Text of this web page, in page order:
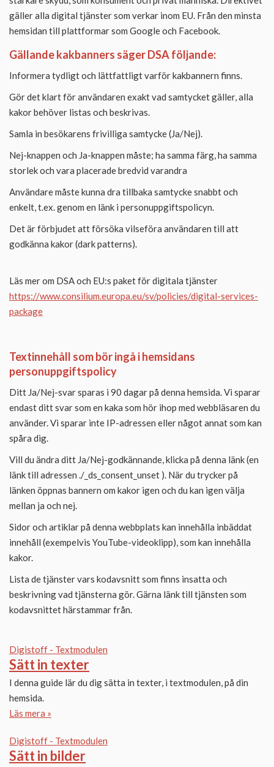
gäller alla digital tjänster som verkar inom EU. Från den minsta
hemsidan till plattformar som Google och Facebook.
Gällande kakbanners säger DSA följande:
Informera tydligt och lättfattligt varför kakbannern finns.
Gör det klart för användaren exakt vad samtycket gäller, alla
kakor behöver listas och beskrivas.
Samla in besökarens frivilliga samtycke (Ja/Nej).
Nej-knappen och Ja-knappen måste; ha samma färg, ha samma
storlek och vara placerade bredvid varandra
Användare måste kunna dra tillbaka samtycke snabbt och
enkelt, t.ex. genom en länk i personuppgiftspolicyn.
Det är förbjudet att försöka vilseföra användaren till att
godkänna kakor (dark patterns).
Läs mer om DSA och EU:s paket för digitala tjänster
https://www.consilium.europa.eu/sv/policies/digital-services-
package
Textinnehåll som bör ingå i hemsidans
personuppgiftspolicy
Ditt Ja/Nej-svar sparas i 90 dagar på denna hemsida. Vi sparar
endast ditt svar som en kaka som hör ihop med webbläsaren du
använder. Vi sparar inte IP-adressen eller något annat som kan
spåra dig.
Vill du ändra ditt Ja/Nej-godkännande, klicka på denna länk (en
länk till adressen ./_ds_consent_unset ). När du trycker på
länken öppnas bannern om kakor igen och du kan igen välja
mellan ja och nej.
Sidor och artiklar på denna webbplats kan innehålla inbäddat
innehåll (exempelvis YouTube-videoklipp), som kan innehålla
kakor.
Lista de tjänster vars kodavsnitt som finns insatta och
beskrivning vad tjänsterna gör. Gärna länk till tjänsten som
kodavsnittet härstammar från.
Digistoff - Textmodulen
Sätt in texter
I denna guide lär du dig sätta in texter, i textmodulen, på din
hemsida.
Läs mera »
Digistoff - Textmodulen
Sätt in bilder